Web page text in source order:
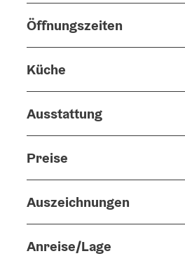
Öffnungszeiten
Küche
Ausstattung
Preise
Auszeichnungen
Anreise/Lage